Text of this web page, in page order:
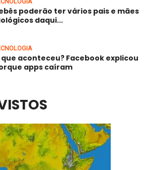
poderão ter vários pais e mães
daqui...
que aconteceu? Facebook explicou
apps caíram